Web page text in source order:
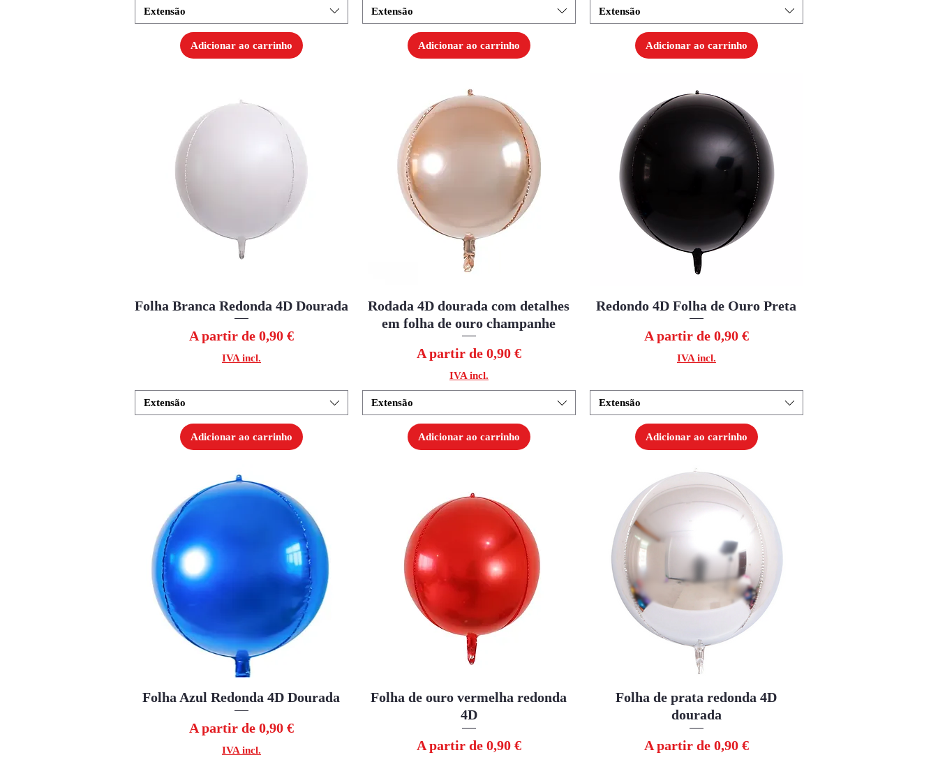
Extensão
Adicionar ao carrinho
Extensão
Adicionar ao carrinho
Extensão
Adicionar ao carrinho
Visualização rápida
Folha Branca Redonda 4D Dourada
A partir de 0,90 €
Preço promocional
IVA incl.
Extensão
Adicionar ao carrinho
Visualização rápida
Rodada 4D dourada com detalhes
em folha de ouro champanhe
A partir de 0,90 €
Preço promocional
IVA incl.
Extensão
Adicionar ao carrinho
Visualização rápida
Redondo 4D Folha de Ouro Preta
A partir de 0,90 €
Preço promocional
IVA incl.
Extensão
Adicionar ao carrinho
Visualização rápida
Folha Azul Redonda 4D Dourada
A partir de 0,90 €
Preço promocional
IVA incl.
Visualização rápida
Folha de ouro vermelha redonda
4D
A partir de 0,90 €
Preço promocional
Visualização rápida
Folha de prata redonda 4D
dourada
A partir de 0,90 €
Preço promocional